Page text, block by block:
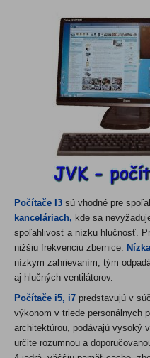
Počítače I3 sú vhodné pre
kanceláriach, kde sa
spoľahlivosť a nízku hlučnosť.
nižšiu frekvenciu zbernice.
nízkym zahrievaním, tým
aj hlučných ventilátorov.
Počítače i5, i7 predstavujú v
výkonom v triede personálnych
architektúrou, podávajú vysoký
určite rozumnou a